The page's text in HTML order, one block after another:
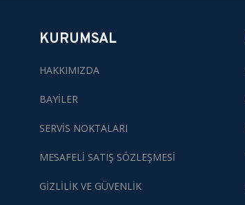
KURUMSAL
HAKKIMIZDA
BAYİLER
SERVİS NOKTALARI
MESAFELİ SATIŞ SÖZLEŞMESİ
GİZLİLİK VE GÜVENLİK